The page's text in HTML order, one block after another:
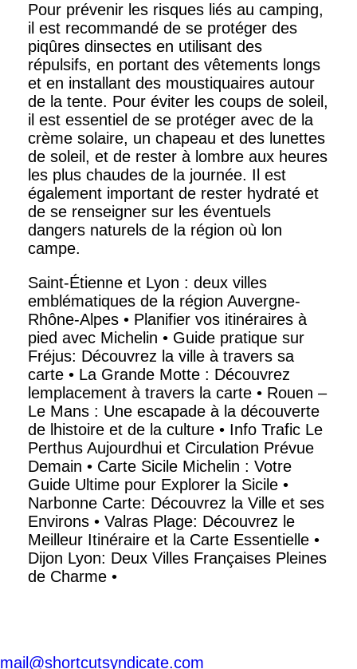
Pour prévenir les risques liés au camping,
il est recommandé de se protéger des
piqûres dinsectes en utilisant des
répulsifs, en portant des vêtements longs
et en installant des moustiquaires autour
de la tente. Pour éviter les coups de soleil,
il est essentiel de se protéger avec de la
crème solaire, un chapeau et des lunettes
de soleil, et de rester à lombre aux heures
les plus chaudes de la journée. Il est
également important de rester hydraté et
de se renseigner sur les éventuels
dangers naturels de la région où lon
campe.
Saint-Étienne et Lyon : deux villes
emblématiques de la région Auvergne-
Rhône-Alpes • Planifier vos itinéraires à
pied avec Michelin • Guide pratique sur
Fréjus: Découvrez la ville à travers sa
carte • La Grande Motte : Découvrez
lemplacement à travers la carte • Rouen –
Le Mans : Une escapade à la découverte
de lhistoire et de la culture • Info Trafic Le
Perthus Aujourdhui et Circulation Prévue
Demain • Carte Sicile Michelin : Votre
Guide Ultime pour Explorer la Sicile •
Narbonne Carte: Découvrez la Ville et ses
Environs • Valras Plage: Découvrez le
Meilleur Itinéraire et la Carte Essentielle •
Dijon Lyon: Deux Villes Françaises Pleines
de Charme •
mail@shortcutsyndicate.com